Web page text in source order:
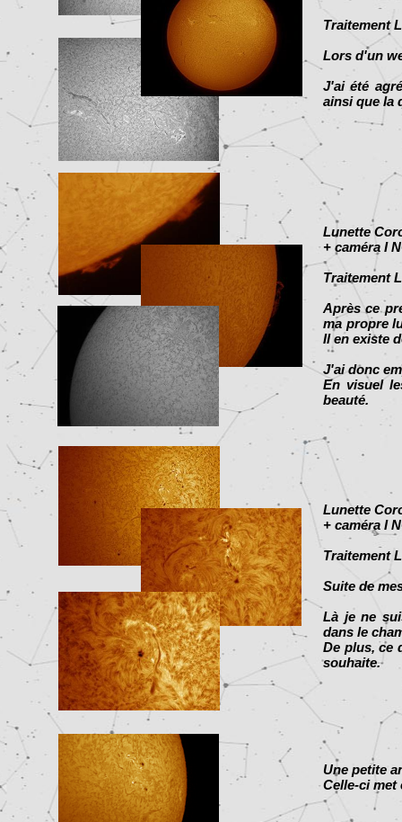
Traitement
Lors d'un
J'ai été
ainsi que la
Lunette
+ caméra I
Traitement
Après ce
ma propre
Il en existe
J'ai donc
En visuel
beauté.
Lunette
+ caméra I
Traitement
Suite de
Là je ne
dans le
De plus, ce
souhaite.
Une petite
Celle-ci met